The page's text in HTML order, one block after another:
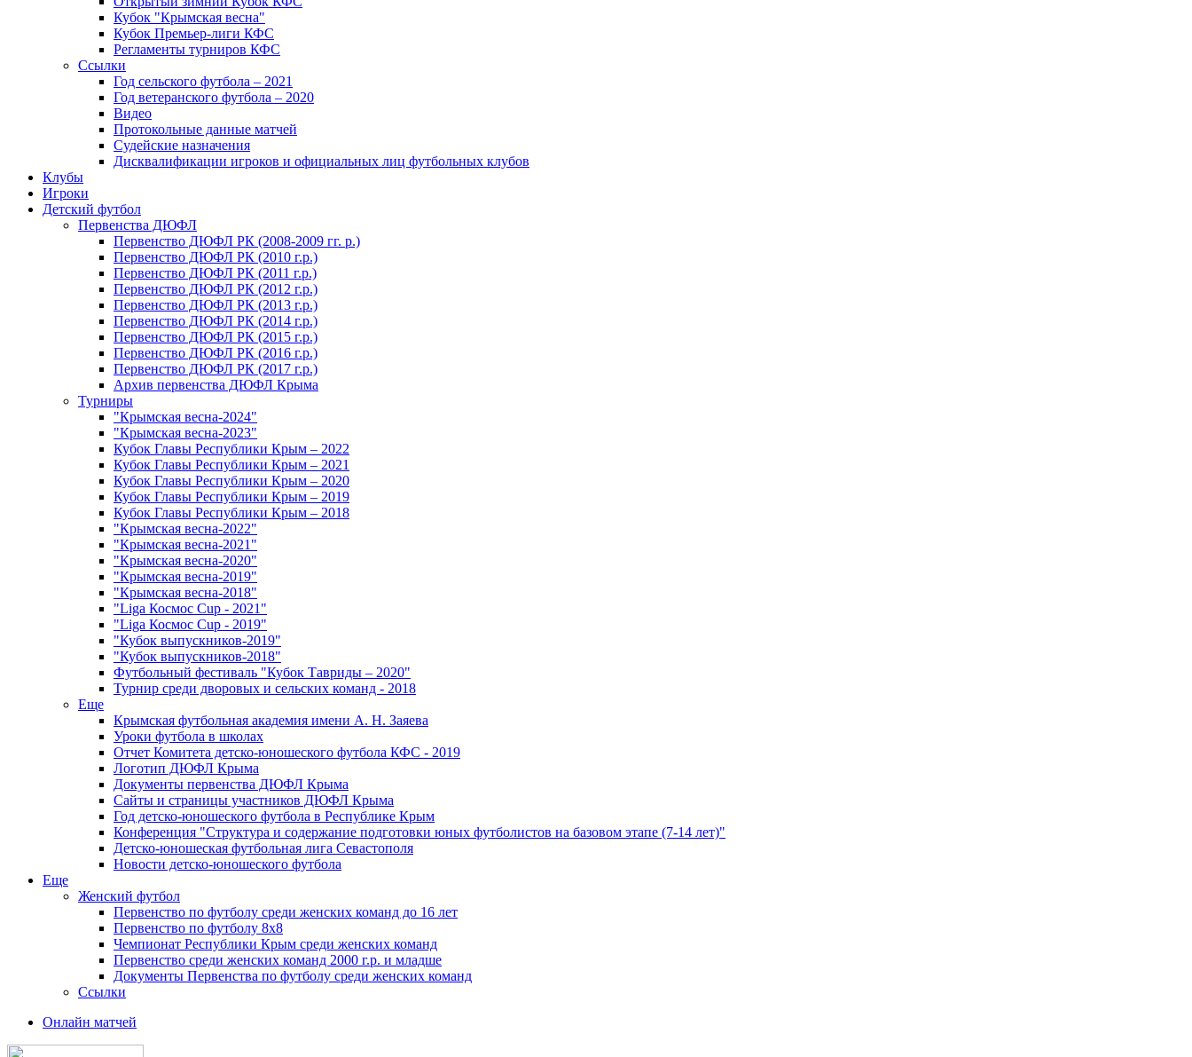
Кубок "Крымская весна"
Кубок Премьер-лиги КФС
Регламенты турниров КФС
Ссылки
Год сельского футбола – 2021
Год ветеранского футбола – 2020
Видео
Протокольные данные матчей
Судейские назначения
Дисквалификации игроков и официальных лиц футбольных клубов
Клубы
Игроки
Детский футбол
Первенства ДЮФЛ
Первенство ДЮФЛ РК (2008-2009 гг. р.)
Первенство ДЮФЛ РК (2010 г.р.)
Первенство ДЮФЛ РК (2011 г.р.)
Первенство ДЮФЛ РК (2012 г.р.)
Первенство ДЮФЛ РК (2013 г.р.)
Первенство ДЮФЛ РК (2014 г.р.)
Первенство ДЮФЛ РК (2015 г.р.)
Первенство ДЮФЛ РК (2016 г.р.)
Первенство ДЮФЛ РК (2017 г.р.)
Архив первенства ДЮФЛ Крыма
Турниры
"Крымская весна-2024"
"Крымская весна-2023"
Кубок Главы Республики Крым – 2022
Кубок Главы Республики Крым – 2021
Кубок Главы Республики Крым – 2020
Кубок Главы Республики Крым – 2019
Кубок Главы Республики Крым – 2018
"Крымская весна-2022"
"Крымская весна-2021"
"Крымская весна-2020"
"Крымская весна-2019"
"Крымская весна-2018"
"Liga Космос Cup - 2021"
"Liga Космос Cup - 2019"
"Кубок выпускников-2019"
"Кубок выпускников-2018"
Футбольный фестиваль "Кубок Тавриды – 2020"
Турнир среди дворовых и сельских команд - 2018
Еще
Крымская футбольная академия имени А. Н. Заяева
Уроки футбола в школах
Отчет Комитета детско-юношеского футбола КФС - 2019
Логотип ДЮФЛ Крыма
Документы первенства ДЮФЛ Крыма
Сайты и страницы участников ДЮФЛ Крыма
Год детско-юношеского футбола в Республике Крым
Конференция "Структура и содержание подготовки юных футболистов на базовом этапе (7-14 лет)"
Детско-юношеская футбольная лига Севастополя
Новости детско-юношеского футбола
Еще
Женский футбол
Первенство по футболу среди женских команд до 16 лет
Первенство по футболу 8х8
Чемпионат Республики Крым среди женских команд
Первенство среди женских команд 2000 г.р. и младше
Документы Первенства по футболу среди женских команд
Ссылки
Онлайн матчей